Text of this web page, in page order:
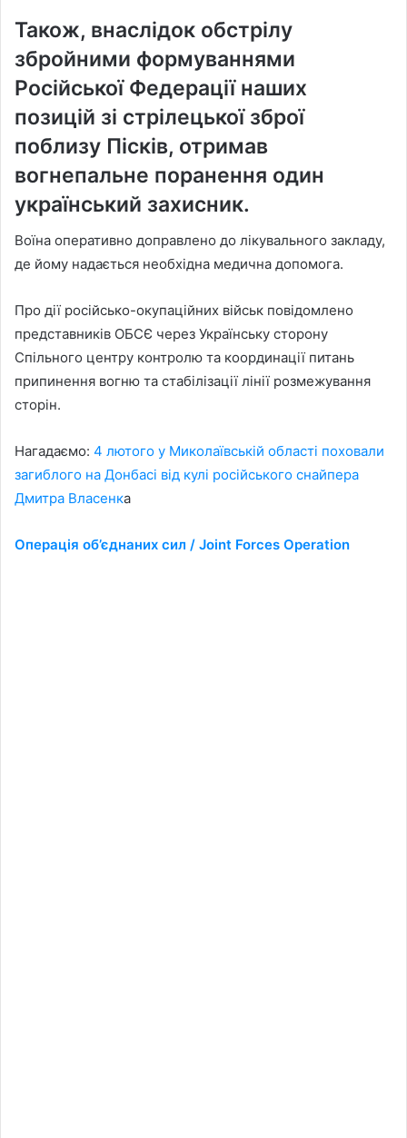
Також, внаслідок обстрілу
збройними формуваннями
Російської Федерації наших
позицій зі стрілецької зброї
поблизу Пісків, отримав
вогнепальне поранення один
український захисник.
Воїна оперативно доправлено до лікувального закладу,
де йому надається необхідна медична допомога.
Про дії російсько-окупаційних військ повідомлено
представників ОБСЄ через Українську сторону
Спільного центру контролю та координації питань
припинення вогню та стабілізації лінії розмежування
сторін.
Нагадаємо: 4 лютого у Миколаївській області поховали
загиблого на Донбасі від кулі російського снайпера
Дмитра Власенка
Операція об’єднаних сил / Joint Forces Operation